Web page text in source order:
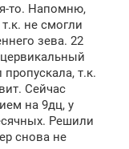
то. Напомню,
не смогли
зева. 22
т.к.
Сейчас
на 9дц, у
Решили
снова не